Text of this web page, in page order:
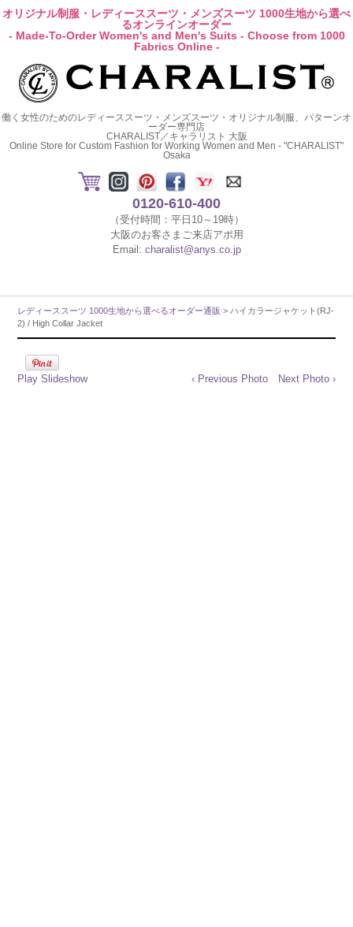
オリジナル制服・レディーススーツ・メンズスーツ 1000生地から選べ
るオンラインオーダー
- Made-To-Order Women's and Men's Suits - Choose from 1000
Fabrics Online -
働く女性のためのレディーススーツ・メンズスーツ・オリジナル制服、パターンオ
ーダー専門店
CHARALIST／キャラリスト 大阪
Online Store for Custom Fashion for Working Women and Men - "CHARALIST"
Osaka
0120-610-400
（受付時間：平日10～19時）
大阪のお客さまご来店アポ用
Email: charalist@anys.co.jp
レディーススーツ 1000生地から選べるオーダー通販 > ハイカラージャケット(RJ-
2) / High Collar Jacket
Play Slideshow ‹ Previous Photo Next Photo ›